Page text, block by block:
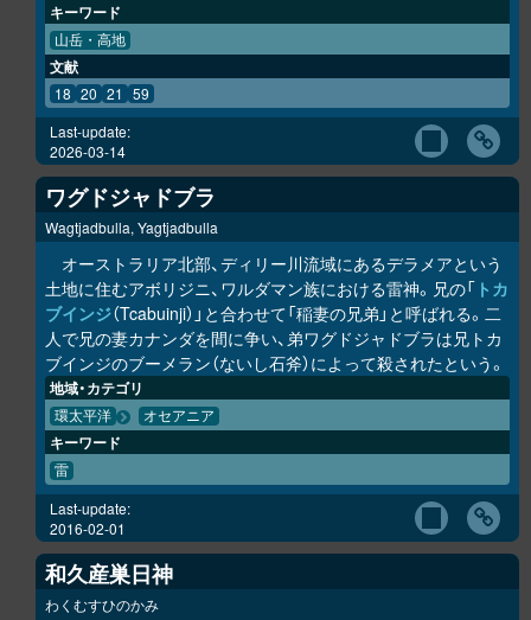
キーワード
山岳・高地
文献
18 20 21 59
Last-update:
2026-03-14
ワグドジャドブラ
Wagtjadbulla, Yagtjadbulla
オーストラリア北部、ディリー川流域にあるデラメアという
土地に住むアボリジニ、ワルダマン族における雷神。兄の「 トカ
ブインジ（Tcabuinji）」と合わせて「稲妻の兄弟」と呼ばれる。二
人で兄の妻カナンダを間に争い、弟ワグドジャドブラは兄トカ
ブインジのブーメラン（ないし石斧）によって殺されたという。
地域・カテゴリ
環太平洋 オセアニア
キーワード
雷
Last-update:
2016-02-01
和久産巣日神
わくむすひのかみ